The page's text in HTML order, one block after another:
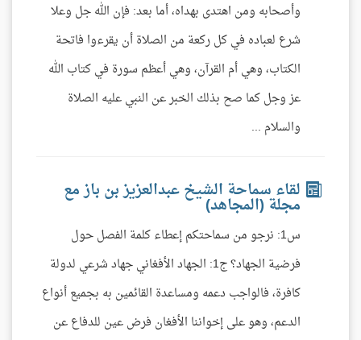
وأصحابه ومن اهتدى بهداه، أما بعد: فإن الله جل وعلا
شرع لعباده في كل ركعة من الصلاة أن يقرءوا فاتحة
الكتاب، وهي أم القرآن، وهي أعظم سورة في كتاب الله
عز وجل كما صح بذلك الخبر عن النبي عليه الصلاة
والسلام ...
لقاء سماحة الشيخ عبدالعزيز بن باز مع
مجلة (المجاهد)
س1: نرجو من سماحتكم إعطاء كلمة الفصل حول
فرضية الجهاد؟ ج1: الجهاد الأفغاني جهاد شرعي لدولة
كافرة، فالواجب دعمه ومساعدة القائمين به بجميع أنواع
الدعم، وهو على إخواننا الأفغان فرض عين للدفاع عن